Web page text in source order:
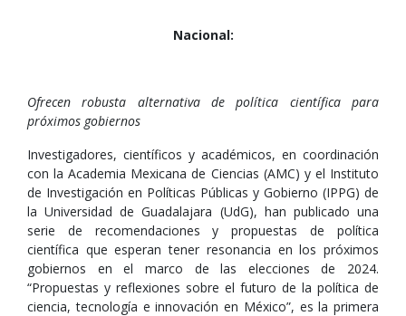
Nacional:
Ofrecen robusta alternativa de política científica para
próximos gobiernos
Investigadores, científicos y académicos, en coordinación
con la Academia Mexicana de Ciencias (AMC) y el Instituto
de Investigación en Políticas Públicas y Gobierno (IPPG) de
la Universidad de Guadalajara (UdG), han publicado una
serie de recomendaciones y propuestas de política
científica que esperan tener resonancia en los próximos
gobiernos en el marco de las elecciones de 2024.
“Propuestas y reflexiones sobre el futuro de la política de
ciencia, tecnología e innovación en México”, es la primera